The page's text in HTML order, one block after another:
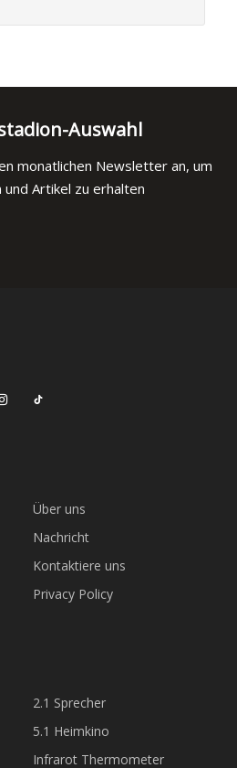
Auswahl
monatlichen Newsletter an, um
Artikel zu erhalten
Über uns
Nachricht
Kontaktiere uns
Privacy Policy
2.1 Sprecher
5.1 Heimkino
Infrarot Thermometer